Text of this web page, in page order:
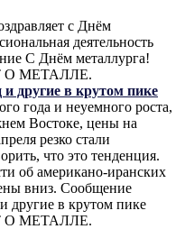
с Днём
деятельность
С Днём металлурга!
О МЕТАЛЛЕ.
другие в крутом пике
года и неуемного роста,
Востоке, цены на
резко стали
что это тенденция.
об американо-иранских
вниз. Сообщение
другие в крутом пике
О МЕТАЛЛЕ.